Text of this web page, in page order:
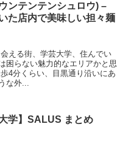
ンテンテンシュロウ) –
た店内で美味しい担々麺
える街、学芸大学、住んでい
困らない魅力的なエリアかと思
4分くらい、目黒通り沿いにあ
な外...
大学】SALUS まとめ